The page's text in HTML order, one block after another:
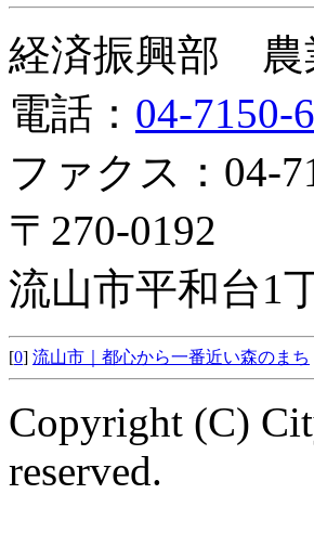
経済振興部 農
電話： 04-7150-
ファクス：04-
〒270-0192
流山市平和台1
[0] 流山市｜都心から一番近い森のまち
Copyright (C)
reserved.